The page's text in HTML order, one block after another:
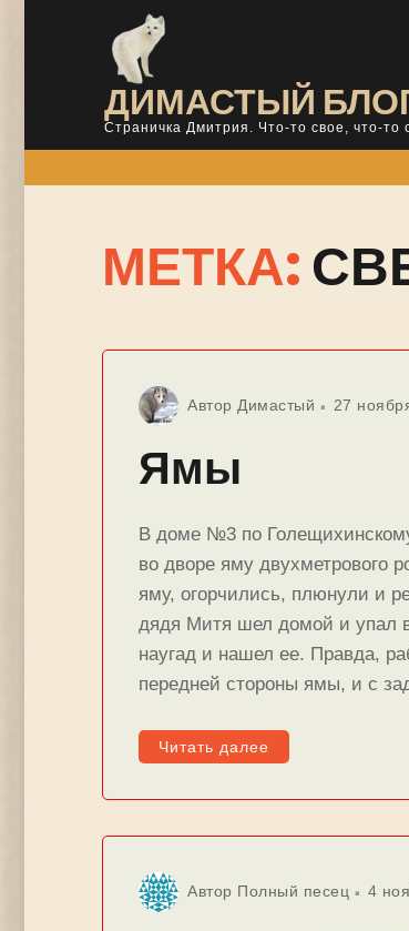
ДИМАСТЫЙ
Страничка Дмитрия. Что-то свое, что-то
МЕТКА:
Автор Димастый 27
Ямы
В дoме №3 по
во дворе яму двухметрового
яму, огорчились, плюнули и
дядя Митя шел домой и упал
наугад и нашел ее. Правда,
передней стороны ямы, и с
Читать далее
Автор Полный песец 4